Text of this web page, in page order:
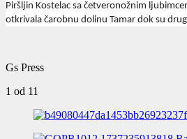
Piršljin Kostelac sa četveronožnim
otkrivala čarobnu dolinu Tamar dok su
Gs Press
1 od 11